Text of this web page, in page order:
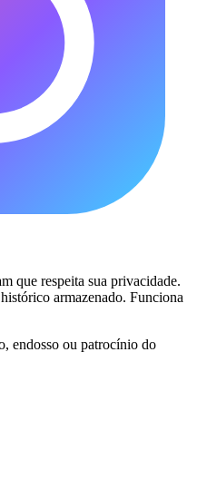
que respeita sua privacidade.
armazenado. Funciona
endosso ou patrocínio do